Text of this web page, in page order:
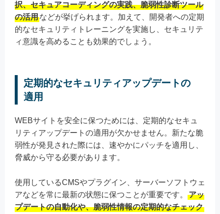
択、セキュアコーディングの実践、脆弱性診断ツール
の活用などが挙げられます。加えて、開発者への定期
的なセキュリティトレーニングを実施し、セキュリテ
ィ意識を高めることも効果的でしょう。
定期的なセキュリティアップデートの
適用
WEBサイトを安全に保つためには、定期的なセキュ
リティアップデートの適用が欠かせません。新たな脆
弱性が発見された際には、速やかにパッチを適用し、
脅威から守る必要があります。
使用しているCMSやプラグイン、サーバーソフトウェ
アなどを常に最新の状態に保つことが重要です。
アッ
プデートの自動化や、脆弱性情報の定期的なチェック